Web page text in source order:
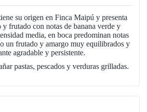
su origen en Finca Maipú y presenta
frutado con notas de banana verde y
media, en boca predominan notas
un frutado y amargo muy equilibrados y
agradable y persistente.
pastas, pescados y verduras grilladas.